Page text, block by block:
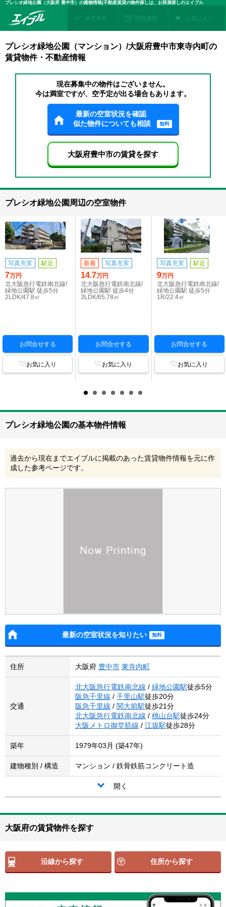
プレシオ緑地公園（大阪府 豊中市）の建物情報|不動産賃貸の物件探しは、お部屋探しのエイブル
保存条件 閲覧履歴 お気に入り
プレシオ緑地公園（マンション）/大阪府豊中市東寺内町の
賃貸物件・不動産情報
現在募集中の物件はございません。
今は満室ですが、空予定が出る場合もあります。
最新の空室状況を確認
似た物件についても相談
無料
大阪府豊中市の賃貸を探す
プレシオ緑地公園周辺の空室物件
写真充実 駅近
7万円
北大阪急行電鉄南北線/
緑地公園駅 徒歩5分
2LDK/47.8㎡
お問合せする
お気に入り
新着 写真充実
14.7万円
北大阪急行電鉄南北線/
緑地公園駅 徒歩4分
3LDK/65.78㎡
お問合せする
お気に入り
写真充実 駅近
9万円
北大阪急行電鉄南北線/
緑地公園駅 徒歩5分
1R/22.4㎡
お問合せする
お気に入り
プレシオ緑地公園の基本物件情報
過去から現在までエイブルに掲載のあった賃貸物件情報を元に作
成した参考ページです。
最新の空室状況を知りたい
住所 大阪府 豊中市 東寺内町
交通
北大阪急行電鉄南北線 / 緑地公園駅徒歩5分
阪急千里線 / 千里山駅徒歩20分
阪急千里線 / 関大前駅徒歩21分
北大阪急行電鉄南北線 / 桃山台駅徒歩24分
大阪メトロ御堂筋線 / 江坂駅徒歩28分
築年 1979年03月 (築47年)
建物種別 / 構造 マンション / 鉄骨鉄筋コンクリート造
開く
大阪府の賃貸物件を探す
沿線から探す 住所から探す